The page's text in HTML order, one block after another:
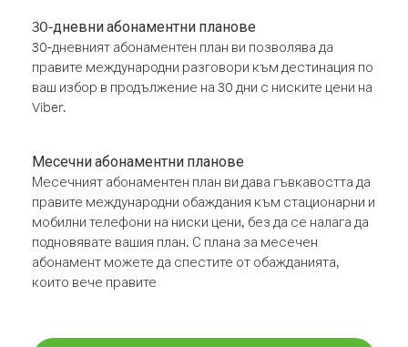
30-дневни абонаментни планове
30-дневният абонаментен план ви позволява да
правите международни разговори към дестинация по
ваш избор в продължение на 30 дни с ниските цени на
Viber.
Месечни абонаментни планове
Месечният абонаментен план ви дава гъвкавостта да
правите международни обаждания към стационарни и
мобилни телефони на ниски цени, без да се налага да
подновявате вашия план. С плана за месечен
абонамент можете да спестите от обажданията,
които вече правите